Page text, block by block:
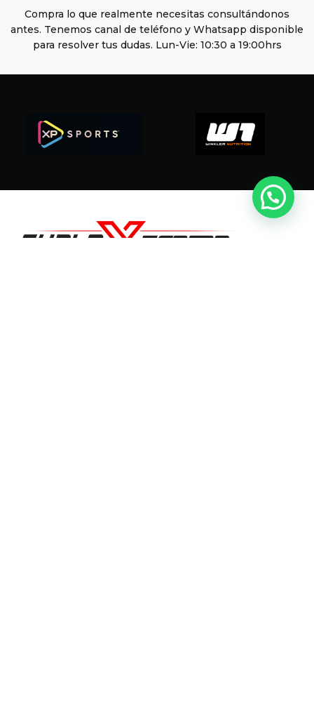
Compra lo que realmente necesitas consultándonos
antes. Tenemos canal de teléfono y Whatsapp disponible
para resolver tus dudas. Lun-Vie: 10:30 a 19:00hrs